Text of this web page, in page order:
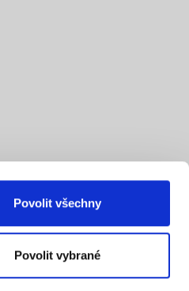
Povolit všechny
Povolit vybrané